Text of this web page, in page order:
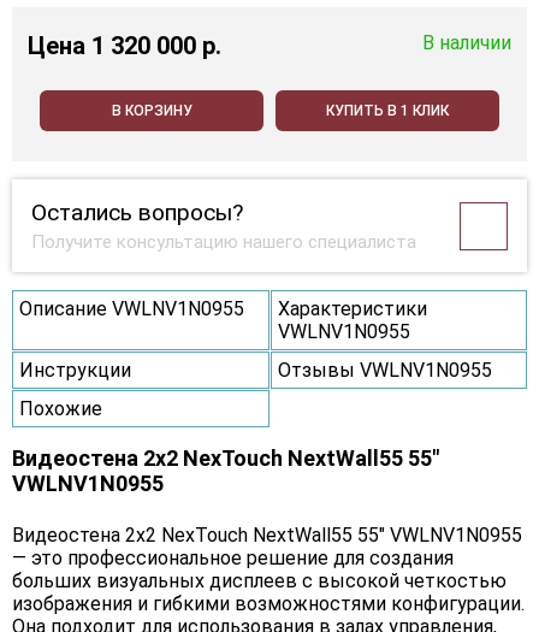
Цена 1 320 000 p. В наличии
В КОРЗИНУ КУПИТЬ В 1 КЛИК
Остались вопросы?
Получите консультацию нашего специалиста
Описание VWLNV1N0955
Характеристики
VWLNV1N0955
Инструкции
Отзывы VWLNV1N0955
Похожие
Видеостена 2x2 NexTouch NextWall55 55"
VWLNV1N0955
Видеостена 2x2 NexTouch NextWall55 55" VWLNV1N0955
— это профессиональное решение для создания
больших визуальных дисплеев с высокой четкостью
изображения и гибкими возможностями конфигурации.
Она подходит для использования в залах управления,